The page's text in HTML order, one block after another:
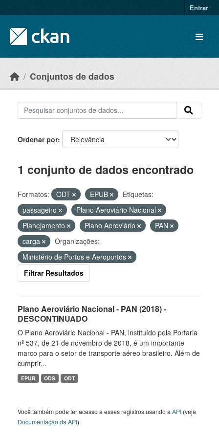
Entrar
Conjuntos de dados
Ordenar por
1 conjunto de dados encontrado
Formatos: ODT EPUB
Etiquetas:
passageiro
Plano Aeroviário Nacional
Planejamento
Plano Aeroviário
PAN
carga
Organizações:
Ministério de Portos e Aeroportos
Filtrar Resultados
Plano Aeroviário Nacional - PAN (2018) -
DESCONTINUADO
O Plano Aeroviário Nacional - PAN, instituído pela Portaria
nº 537, de 21 de novembro de 2018, é um importante
marco para o setor de transporte aéreo brasileiro. Além de
cumprir...
EPUB ODS ODT
Você também pode ter acesso a esses registros usando a API (veja
Documentação da API).